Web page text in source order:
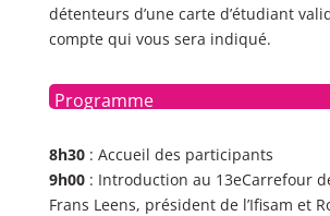
détenteurs d’une carte d’étudiant
compte qui vous sera indiqué.
Programme
8h30: Accueil des participants
9h00: Introduction au 13eCarrefour
Frans Leens, président de l’Ifisam et